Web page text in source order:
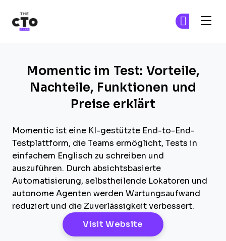
Momentic im Test: Vorteile,
Nachteile, Funktionen und
Preise erklärt
Momentic ist eine KI-gestützte End-to-End-
Testplattform, die Teams ermöglicht, Tests in
einfachem Englisch zu schreiben und
auszuführen. Durch absichtsbasierte
Automatisierung, selbstheilende Lokatoren und
autonome Agenten werden Wartungsaufwand
reduziert und die Zuverlässigkeit verbessert.
Visit Website Opens New